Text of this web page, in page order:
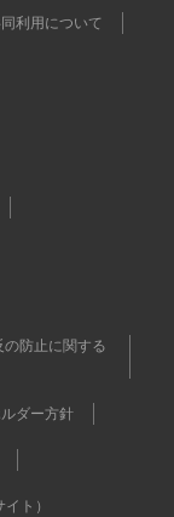
利用について
防止に関する
ダー方針
ト）